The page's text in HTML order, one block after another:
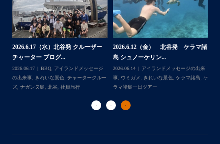
...
2026.7.28（火） 北谷発 ケラマ諸
島 体験ダイビング...
2026.07.30
アイランドメッセージの出来
事,ウミウシ ,きれいな景色, ケラマ諸島,ケ
ラマ諸島一日ツアー,スノーケリング, 体験
ダイビング,北谷
2026.7.23 北谷発 慶良間行き 体
験ダイビング＆シュ...
ケラマ諸島